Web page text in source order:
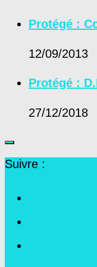
Protégé :
12/09/2013
Protégé :
27/12/2018
Suivre :